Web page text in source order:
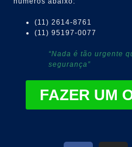
(11) 2614-8761
(11) 95197-0077
“Nada é tão urgente
segurança”
FAZER UM